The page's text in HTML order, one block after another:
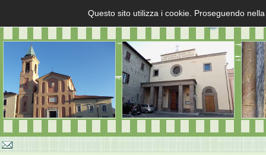
Questo sito utilizza i cookie. Proseguendo